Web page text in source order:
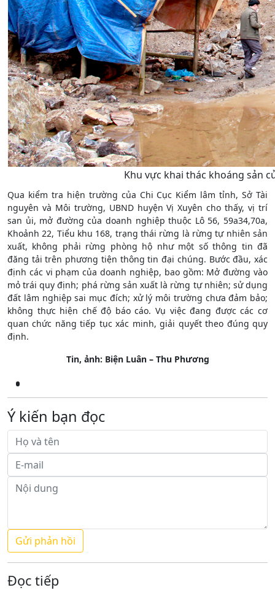
Khu vực khai thác khoáng sản
Qua kiểm tra hiện trường của Chi Cục Kiểm lâm tỉnh, Sở Tài
nguyên và Môi trường, UBND huyện Vị Xuyên cho thấy, vị trí
san ủi, mở đường của doanh nghiệp thuộc Lô 56, 59a34,70a,
Khoảnh 22, Tiểu khu 168, trạng thái rừng là rừng tự nhiên sản
xuất, không phải rừng phòng hộ như một số thông tin đã
đăng tải trên phương tiện thông tin đại chúng. Bước đầu, xác
định các vi phạm của doanh nghiệp, bao gồm: Mở đường vào
mỏ trái quy định; phá rừng sản xuất là rừng tự nhiên; sử dụng
đất lâm nghiệp sai mục đích; xử lý môi trường chưa đảm bảo;
không thực hiện chế độ báo cáo. Vụ việc đang được các cơ
quan chức năng tiếp tục xác minh, giải quyết theo đúng quy
định.
Tin, ảnh: Biện Luân – Thu Phương
Ý kiến bạn đọc
Đọc tiếp